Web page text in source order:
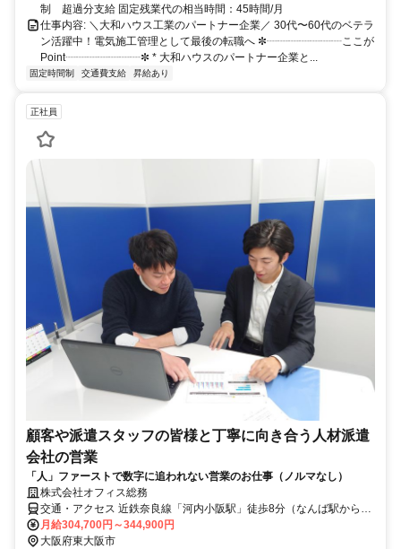
制 超過分支給 固定残業代の相当時間：45時間/月
仕事内容: ＼大和ハウス工業のパートナー企業／ 30代〜60代のベテラ
ン活躍中！電気施工管理として最後の転職へ ✼┈┈┈┈┈┈┈ここが
Point┈┈┈┈┈┈┈✼ * 大和ハウスのパートナー企業と...
固定時間制 交通費支給 昇給あり
正社員
顧客や派遣スタッフの皆様と丁寧に向き合う人材派遣
会社の営業
「人」ファーストで数字に追われない営業のお仕事（ノルマなし）
株式会社オフィス総務
交通・アクセス 近鉄奈良線「河内小阪駅」徒歩8分（なんば駅から乗
換えなし）
月給304,700円～344,900円
大阪府東大阪市